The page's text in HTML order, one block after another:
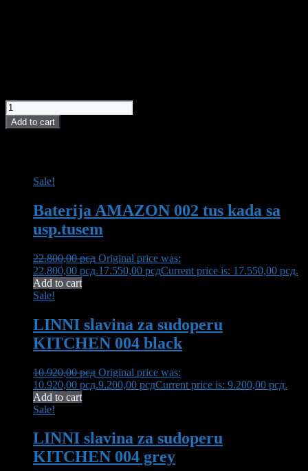
Add to cart
Sale!
Baterija AMAZON 002 tus kada sa
usp.tusem
22.800,00рсд Original price was:
22.800,00 рсд.17.550,00 рсдCurrent price is: 17.550,00 рсд.
Add to cart
Sale!
LINNI slavina za sudoperu
KITCHEN 004 black
10.920,00рсд Original price was:
10.920,00 рсд.9.200,00 рсдCurrent price is: 9.200,00 рсд.
Add to cart
Sale!
LINNI slavina za sudoperu
KITCHEN 004 grey